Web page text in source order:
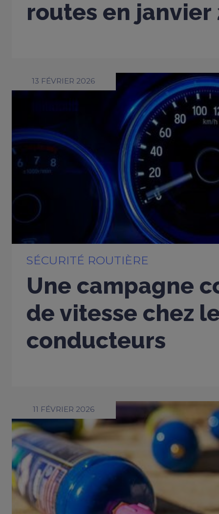
routes en janvier
13 FÉVRIER 2026
SÉCURITÉ ROUTIÈRE
Une campagne
de vitesse chez
conducteurs
11 FÉVRIER 2026